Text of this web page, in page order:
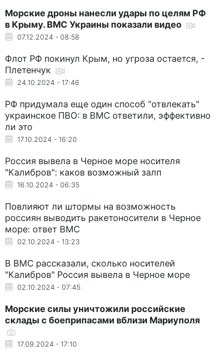
Морские дроны нанесли удары по целям РФ
в Крыму. ВМС Украины показали видео
07.12.2024 - 08:58
Флот РФ покинул Крым, но угроза остается, -
Плетенчук
24.10.2024 - 17:46
РФ придумала еще один способ "отвлекать"
украинское ПВО: в ВМС ответили, эффективно
ли это
17.10.2024 - 16:20
Россия вывела в Черное море носителя
"Калибров": каков возможный залп
16.10.2024 - 06:35
Повлияют ли штормы на возможность
россиян выводить ракетоносители в Черное
море: ответ ВМС
02.10.2024 - 13:23
В ВМС рассказали, сколько носителей
"Калибров" Россия вывела в Черное море
02.10.2024 - 07:45
Морские силы уничтожили российские
склады с боеприпасами вблизи Мариуполя
17.09.2024 - 17:10